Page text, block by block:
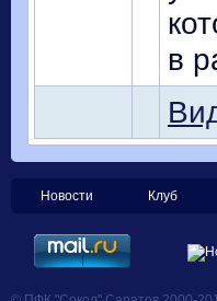
в
Новости Клуб